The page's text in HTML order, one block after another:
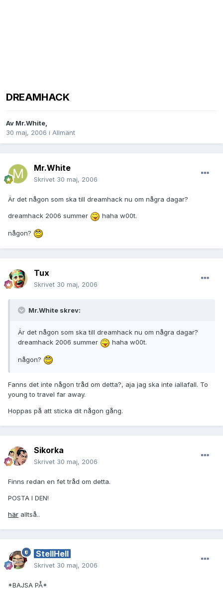
DREAMHACK
Av Mr.White,
30 maj, 2006 i Allmänt
Mr.White
Skrivet 30 maj, 2006
Är det någon som ska till dreamhack nu om några dagar?
dreamhack 2006 summer haha w00t.
någon?
Tux
Skrivet 30 maj, 2006
Mr.White skrev:
Är det någon som ska till dreamhack nu om några dagar?
dreamhack 2006 summer
haha w00t.
någon?
Fanns det inte någon tråd om detta?, aja jag ska inte iallafall. To
young to travel far away.
Hoppas på att sticka dit någon gång.
Sikorka
Skrivet 30 maj, 2006
Finns redan en fet tråd om detta.
POSTA I DEN!
här alltså..
StellHell
Skrivet 30 maj, 2006
*BAJSA PÅ*